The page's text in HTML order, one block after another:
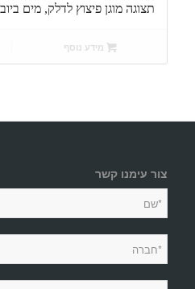
תצוגה מוגן פיצוץ לדלק, מים
מידע נוסף
צור עימנו קשר